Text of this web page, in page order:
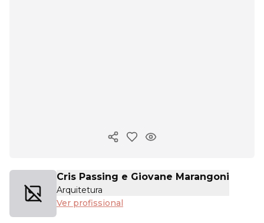
Copiar link
Cris Passing e Giovane Marangoni
Arquitetura
Ver profissional